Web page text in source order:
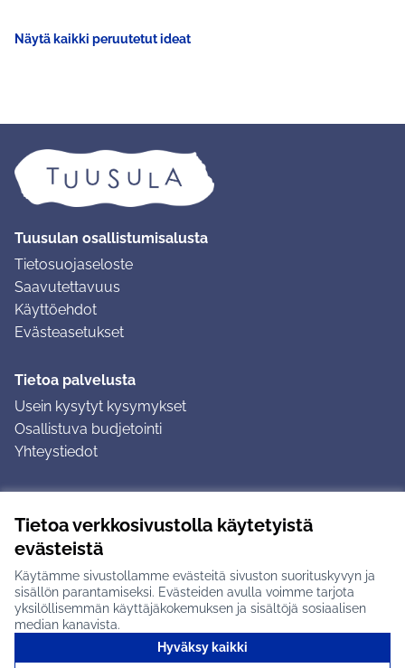
Tietoa verkkosivustolla käytetyistä
evästeistä
Käytämme sivustollamme evästeitä sivuston suorituskyvyn ja
sisällön parantamiseksi. Evästeiden avulla voimme tarjota
yksilöllisemmän käyttäjäkokemuksen ja sisältöjä sosiaalisen
median kanavista.
Hyväksy kaikki
Näytä kaikki peruutetut ideat
Tuusulan osallistumisalusta
Tietosuojaseloste
Saavutettavuus
Käyttöehdot
Evästeasetukset
Tietoa palvelusta
Usein kysytyt kysymykset
Osallistuva budjetointi
Yhteystiedot
Ohjeet kirjautumiseen
Ohjeet kommentin jättämiseen
Tuusulan osallistumisalusta X-palvelussa